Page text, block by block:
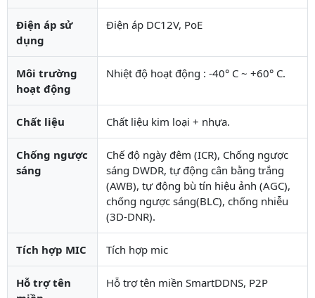
Điện áp sử
dụng
Điện áp DC12V, PoE
Môi trường
hoạt động
Nhiệt độ hoạt động : -40° C ~ +60° C.
Chất liệu Chất liệu kim loại + nhựa.
Chống ngược
sáng
Chế độ ngày đêm (ICR), Chống ngược
sáng DWDR, tự động cân bằng trắng
(AWB), tự động bù tín hiệu ảnh (AGC),
chống ngược sáng(BLC), chống nhiễu
(3D-DNR).
Tích hợp MIC Tích hợp mic
Hỗ trợ tên
Hỗ trợ tên miền SmartDDNS, P2P